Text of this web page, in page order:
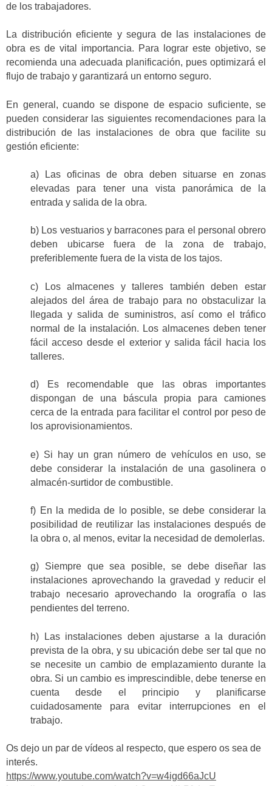
de los trabajadores.
La distribución eficiente y segura de las instalaciones de
obra es de vital importancia. Para lograr este objetivo, se
recomienda una adecuada planificación, pues optimizará el
flujo de trabajo y garantizará un entorno seguro.
En general, cuando se dispone de espacio suficiente, se
pueden considerar las siguientes recomendaciones para la
distribución de las instalaciones de obra que facilite su
gestión eficiente:
a) Las oficinas de obra deben situarse en zonas
elevadas para tener una vista panorámica de la
entrada y salida de la obra.
b) Los vestuarios y barracones para el personal obrero
deben ubicarse fuera de la zona de trabajo,
preferiblemente fuera de la vista de los tajos.
c) Los almacenes y talleres también deben estar
alejados del área de trabajo para no obstaculizar la
llegada y salida de suministros, así como el tráfico
normal de la instalación. Los almacenes deben tener
fácil acceso desde el exterior y salida fácil hacia los
talleres.
d) Es recomendable que las obras importantes
dispongan de una báscula propia para camiones
cerca de la entrada para facilitar el control por peso de
los aprovisionamientos.
e) Si hay un gran número de vehículos en uso, se
debe considerar la instalación de una gasolinera o
almacén-surtidor de combustible.
f) En la medida de lo posible, se debe considerar la
posibilidad de reutilizar las instalaciones después de
la obra o, al menos, evitar la necesidad de demolerlas.
g) Siempre que sea posible, se debe diseñar las
instalaciones aprovechando la gravedad y reducir el
trabajo necesario aprovechando la orografía o las
pendientes del terreno.
h) Las instalaciones deben ajustarse a la duración
prevista de la obra, y su ubicación debe ser tal que no
se necesite un cambio de emplazamiento durante la
obra. Si un cambio es imprescindible, debe tenerse en
cuenta desde el principio y planificarse
cuidadosamente para evitar interrupciones en el
trabajo.
Os dejo un par de vídeos al respecto, que espero os sea de
interés.
https://www.youtube.com/watch?v=w4igd66aJcU